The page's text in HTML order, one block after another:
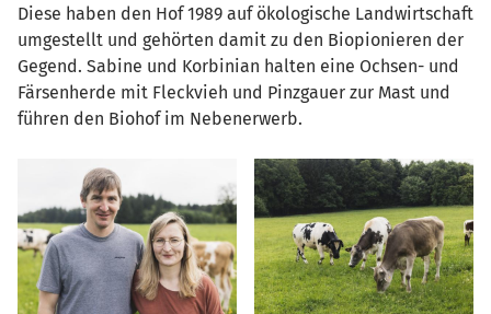
Diese haben den Hof 1989 auf ökologische Landwirtschaft
umgestellt und gehörten damit zu den Biopionieren der
Gegend. Sabine und Korbinian halten eine Ochsen- und
Färsenherde mit Fleckvieh und Pinzgauer zur Mast und
führen den Biohof im Nebenerwerb.